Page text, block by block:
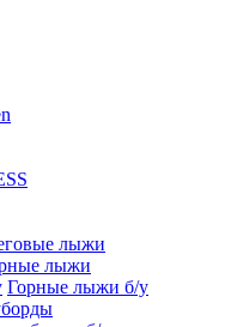
лыжи
лыжи
Горные лыжи б/у